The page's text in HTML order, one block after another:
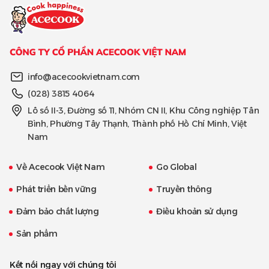
info@acecookvietnam.com
(028) 3815 4064
Lô số II-3, Đường số 11, Nhóm CN II, Khu Công nghiệp Tân
Bình, Phường Tây Thạnh, Thành phố Hồ Chí Minh, Việt
Nam
Về Acecook Việt Nam Go Global
Phát triển bền vững Truyền thông
Đảm bảo chất lượng Điều khoản sử dụng
Sản phẩm
Kết nối ngay với chúng tôi